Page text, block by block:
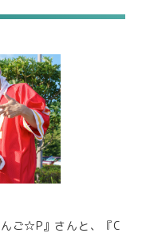
ご☆P』さんと、『C